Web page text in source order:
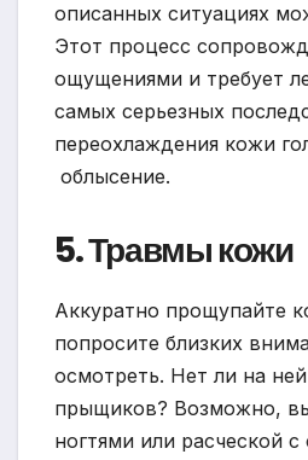
описанных ситуациях
Этот процесс
ощущениями и требует
самых серьезных
переохлаждения кожи
облысение.
5. Травмы кожи
Аккуратно прощупайте
попросите близких
осмотреть. Нет ли на
прыщиков? Возможно,
ногтями или расческой